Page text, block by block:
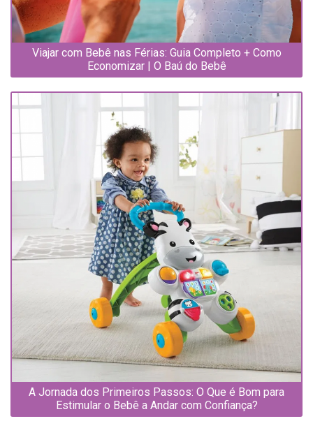
Viajar com Bebê nas Férias: Guia Completo + Como
Economizar | O Baú do Bebê
A Jornada dos Primeiros Passos: O Que é Bom para
Estimular o Bebê a Andar com Confiança?